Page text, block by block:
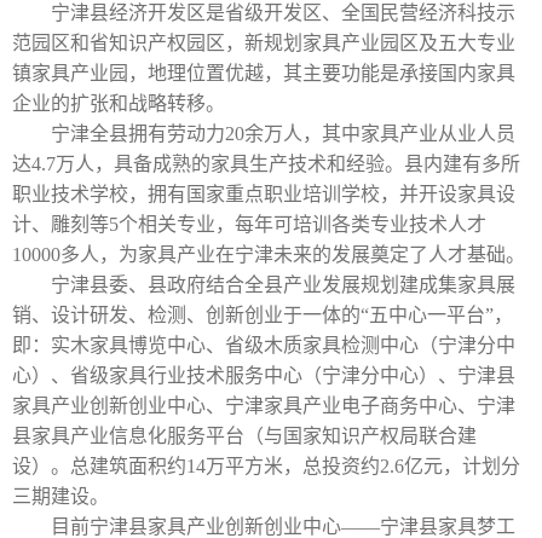
宁津县经济开发区是省级开发区、全国民营经济科技示
范园区和省知识产权园区，新规划家具产业园区及五大专业
镇家具产业园，地理位置优越，其主要功能是承接国内家具
企业的扩张和战略转移。
宁津全县拥有劳动力20余万人，其中家具产业从业人员
达4.7万人，具备成熟的家具生产技术和经验。县内建有多所
职业技术学校，拥有国家重点职业培训学校，并开设家具设
计、雕刻等5个相关专业，每年可培训各类专业技术人才
10000多人，为家具产业在宁津未来的发展奠定了人才基础。
宁津县委、县政府结合全县产业发展规划建成集家具展
销、设计研发、检测、创新创业于一体的“五中心一平台”，
即：实木家具博览中心、省级木质家具检测中心（宁津分中
心）、省级家具行业技术服务中心（宁津分中心）、宁津县
家具产业创新创业中心、宁津家具产业电子商务中心、宁津
县家具产业信息化服务平台（与国家知识产权局联合建
设）。总建筑面积约14万平方米，总投资约2.6亿元，计划分
三期建设。
目前宁津县家具产业创新创业中心——宁津县家具梦工